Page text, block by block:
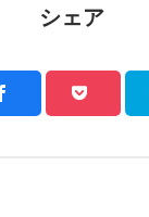
シェア